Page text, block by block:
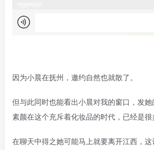
因为小晨在抚州，邀约自然也就散了。
但与此同时也能看出小晨对我的窗口，发
素颜在这个充斥着化妆品的时代，已经是很
在聊天中得之她可能马上就要离开江西，